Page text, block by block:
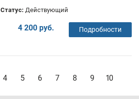
Статус: Действующий
4 200 руб. Подробности
4 5 6 7 8 9 10